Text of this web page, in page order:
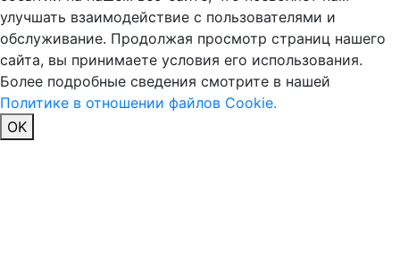
улучшать взаимодействие с пользователями и
обслуживание. Продолжая просмотр страниц нашего
сайта, вы принимаете условия его использования.
Более подробные сведения смотрите в нашей
Политике в отношении файлов Cookie.
OK